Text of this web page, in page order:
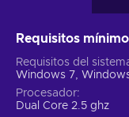
Requisitos
Requisitos del
Windows 7,
Procesador
Dual Core 2.5 ghz